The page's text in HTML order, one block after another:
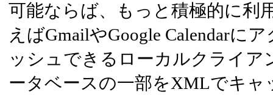
可能ならば、もっと積極的に利
えばGmailやGoogle Calendarに
ッシュできるローカルクライア
ータベースの一部をXMLでキ